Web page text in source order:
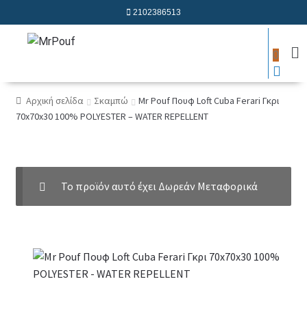
2102386513
0
Αρχική σελίδα Σκαμπώ
Mr Pouf Πουφ Loft Cuba Ferari Γκρι
70x70x30 100% POLYESTER – WATER REPELLENT
Το προϊόν αυτό έχει Δωρεάν Μεταφορικά